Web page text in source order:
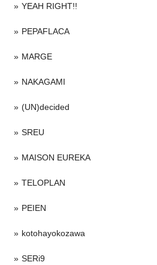
YEAH RIGHT!!
PEPAFLACA
MARGE
NAKAGAMI
(UN)decided
SREU
MAISON EUREKA
TELOPLAN
PEIEN
kotohayokozawa
SERi9